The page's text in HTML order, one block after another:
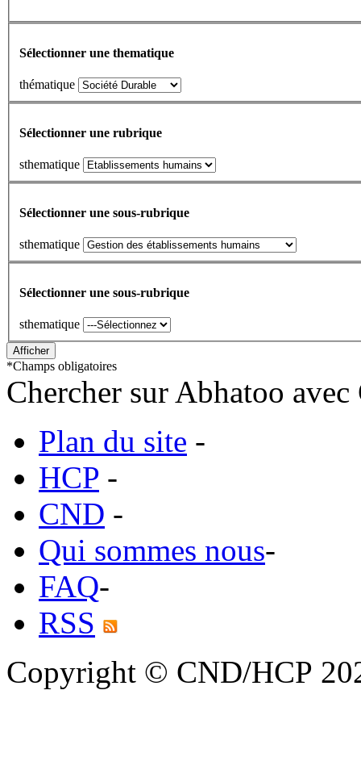
Sélectionner une thematique
thématique
Sélectionner une rubrique
sthematique
Sélectionner une sous-rubrique
sthematique
Sélectionner une sous-rubrique
sthematique
*Champs obligatoires
Chercher sur Abhatoo
Plan du site -
HCP -
CND -
Qui sommes nous-
FAQ-
RSS
Copyright © CND/HCP